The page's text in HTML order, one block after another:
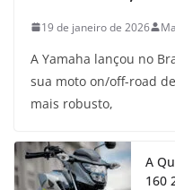
19 de janeiro de 2026
A Yamaha lançou no
sua moto on/off-road
mais robusto,
A
160